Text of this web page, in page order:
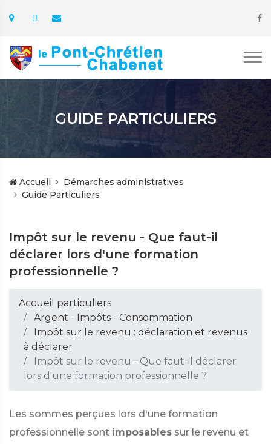
GUIDE PARTICULIERS
Accueil
Démarches administratives
Guide Particuliers
Impôt sur le revenu - Que faut-il
déclarer lors d'une formation
professionnelle ?
Accueil particuliers
Argent - Impôts - Consommation
Impôt sur le revenu : déclaration et revenus
à déclarer
Impôt sur le revenu - Que faut-il déclarer
lors d'une formation professionnelle ?
Les sommes perçues lors d'une formation
professionnelle sont imposables sur le revenu et